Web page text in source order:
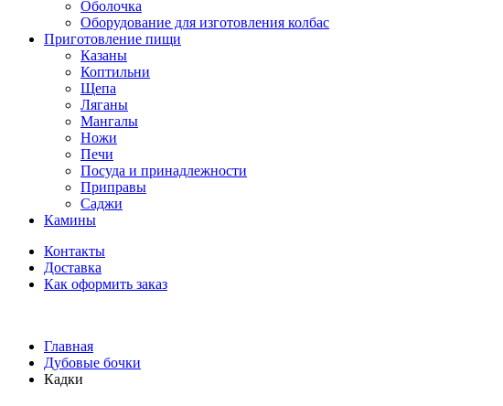
Оболочка
Оборудование для изготовления колбас
Приготовление пищи
Казаны
Коптильни
Щепа
Ляганы
Мангалы
Ножи
Печи
Посуда и принадлежности
Приправы
Саджи
Камины
Контакты
Доставка
Как оформить заказ
Главная
Дубовые бочки
Кадки